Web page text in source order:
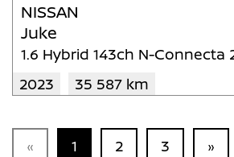
NISSAN
Juke
1.6 Hybrid 143ch N-Connecta
2023
35 587 km
« 1 2 3 »